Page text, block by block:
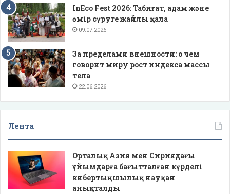
InEco Fest 2026: Табиғат, адам және
өмір сүруге жайлы қала
09.07.2026
За пределами внешности: о чем
говорит миру рост индекса массы
тела
22.06.2026
Лента
Орталық Азия мен Сириядағы
ұйымдарға бағытталған күрделі
кибертыңшылық науқан
анықталды